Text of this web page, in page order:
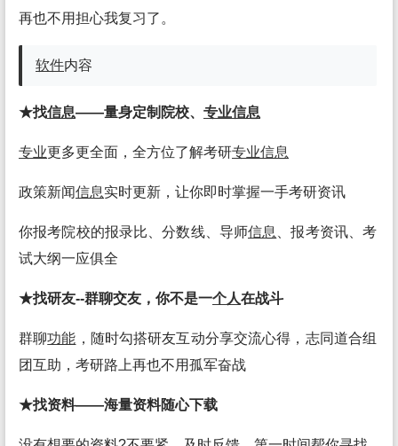
再也不用担心我复习了。
软件内容
★找信息——量身定制院校、 专业信息
专业更多更全面，全方位了解考研专业信息
政策新闻信息实时更新，让你即时掌握一手考研资讯
你报考院校的报录比、分数线、导师信息
、报考资讯、考
试大纲一应俱全
★找研友--群聊交友，你不是一个人在战斗
群聊功能 ，随时勾搭研友互动分享交流心得，志同道合组
团互助，考研路上再也不用孤军奋战
★找资料——海量资料随心下载